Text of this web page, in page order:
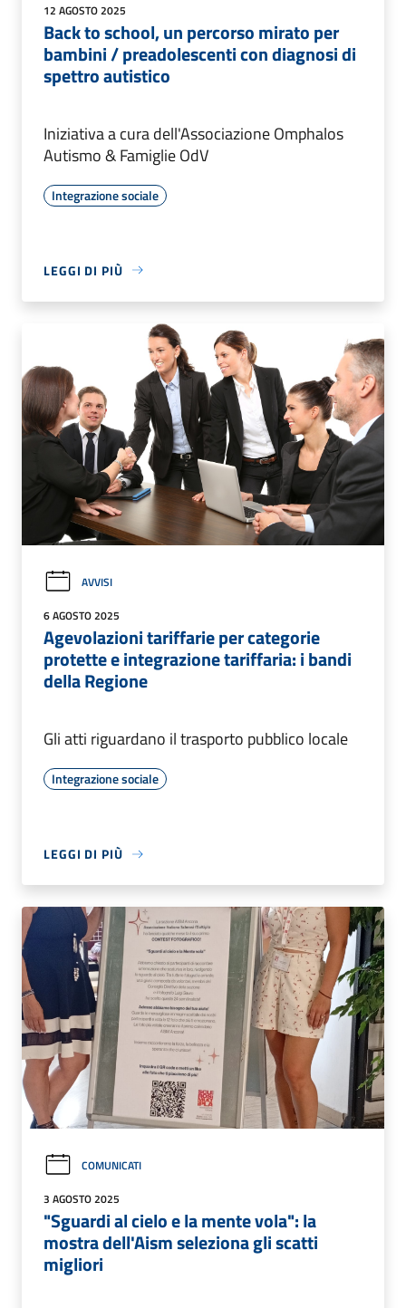
12 AGOSTO 2025
Back to school, un percorso mirato per
bambini / preadolescenti con diagnosi di
spettro autistico
Iniziativa a cura dell'Associazione Omphalos
Autismo & Famiglie OdV
Integrazione sociale
LEGGI DI PIÙ
AVVISI
6 AGOSTO 2025
Agevolazioni tariffarie per categorie
protette e integrazione tariffaria: i bandi
della Regione
Gli atti riguardano il trasporto pubblico locale
Integrazione sociale
LEGGI DI PIÙ
COMUNICATI
3 AGOSTO 2025
"Sguardi al cielo e la mente vola": la
mostra dell'Aism seleziona gli scatti
migliori